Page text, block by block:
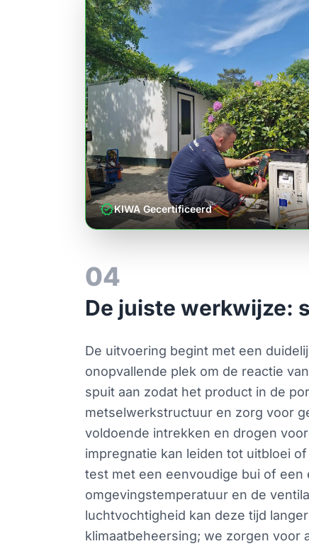
verifiedKIWA Gecertificeerd
04
De juiste werkwijze:
De uitvoering begint met een
onopvallende plek om de reactie
spuit aan zodat het product in de
metselwerkstructuur en zorg voor
voldoende intrekken en drogen
impregnatie kan leiden tot uitbloei
test met een eenvoudige bui of een
omgevingstemperatuur en de
luchtvochtigheid kan deze tijd
klimaatbeheersing; we zorgen voor